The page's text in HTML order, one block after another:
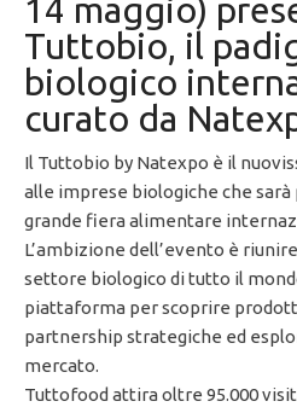
14 maggio)
Tuttobio, il
biologico
curato da
Il Tuttobio by Natexpo è il
alle imprese biologiche che
grande fiera alimentare
L’ambizione dell’evento è
settore biologico di tutto il
piattaforma per scoprire
partnership strategiche ed
mercato.
Tuttofood attira oltre 95.000